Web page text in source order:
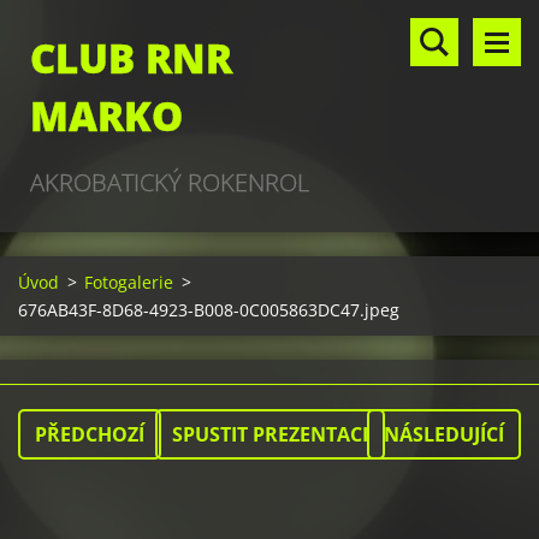
CLUB RNR
MARKO
AKROBATICKÝ ROKENROL
Úvod > Fotogalerie >
676AB43F-8D68-4923-B008-0C005863DC47.jpeg
PŘEDCHOZÍ SPUSTIT PREZENTACI NÁSLEDUJÍCÍ